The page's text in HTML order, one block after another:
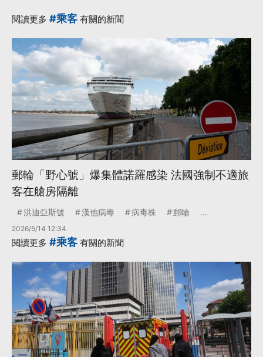
更多...
閱讀更多 #乘客 有關的新聞
郵輪「野心號」爆集體諾羅感染 法國強制不適旅
客在艙房隔離
洪迪亞斯號 漢他病毒 病毒株 郵輪 ...
2026/5/14 12:34
閱讀更多 #乘客 有關的新聞